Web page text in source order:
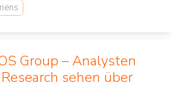
Group – Analysten
sehen über